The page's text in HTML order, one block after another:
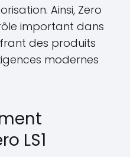
Ainsi, Zero
important dans
des produits
modernes
LS1